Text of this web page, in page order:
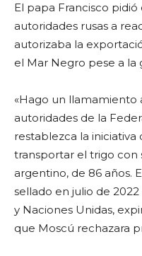
c
e
b
o
k
a
ts
A
p
l
El papa Francisco
autoridades rusas a
autorizaba la
el Mar Negro pese a la
«Hago un llamamiento
autoridades de la
restablezca la
transportar el trigo con
argentino, de 86 años.
sellado en julio de
y Naciones Unidas,
que Moscú rechazara